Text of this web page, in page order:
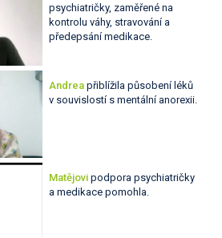
psychiatričky, zaměřené na
kontrolu váhy, stravování a
předepsání medikace.
Andrea přiblížila působení léků
v souvislostí s mentální anorexii.
Matějovi podpora psychiatričky
a medikace pomohla.